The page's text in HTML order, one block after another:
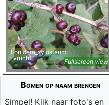
Lonicera_xylosteum
vrucht
Fullscreen view
Bomen op naam brengen
Simpel! Kijk naar foto's en